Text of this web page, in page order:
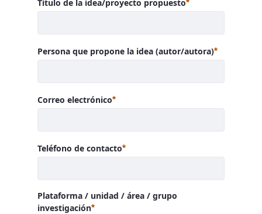
Título de la idea/proyecto propuesto
Persona que propone la idea (autor/autora) Requerido
Correo electrónico Requerido
Teléfono de contacto Requerido
Plataforma / unidad / área / grupo
investigación Requerido